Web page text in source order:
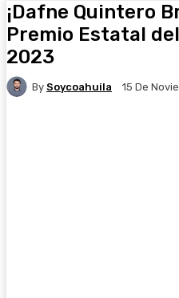
¡Dafne Quintero
Premio Estatal
2023
By Soycoahuila 15 De